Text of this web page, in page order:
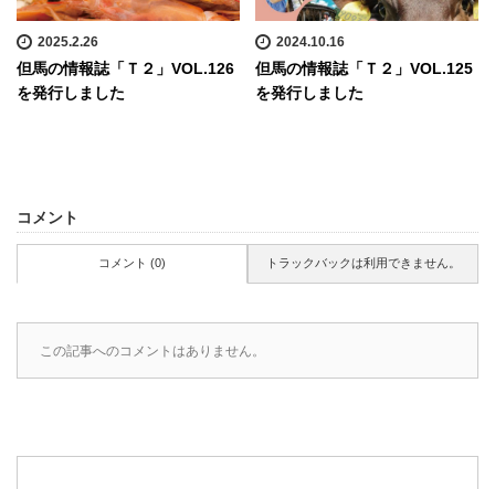
2025.2.26
但馬の情報誌「Ｔ２」VOL.126
を発行しました
2024.10.16
但馬の情報誌「Ｔ２」VOL.125
を発行しました
コメント
コメント (0) トラックバックは利用できません。
この記事へのコメントはありません。